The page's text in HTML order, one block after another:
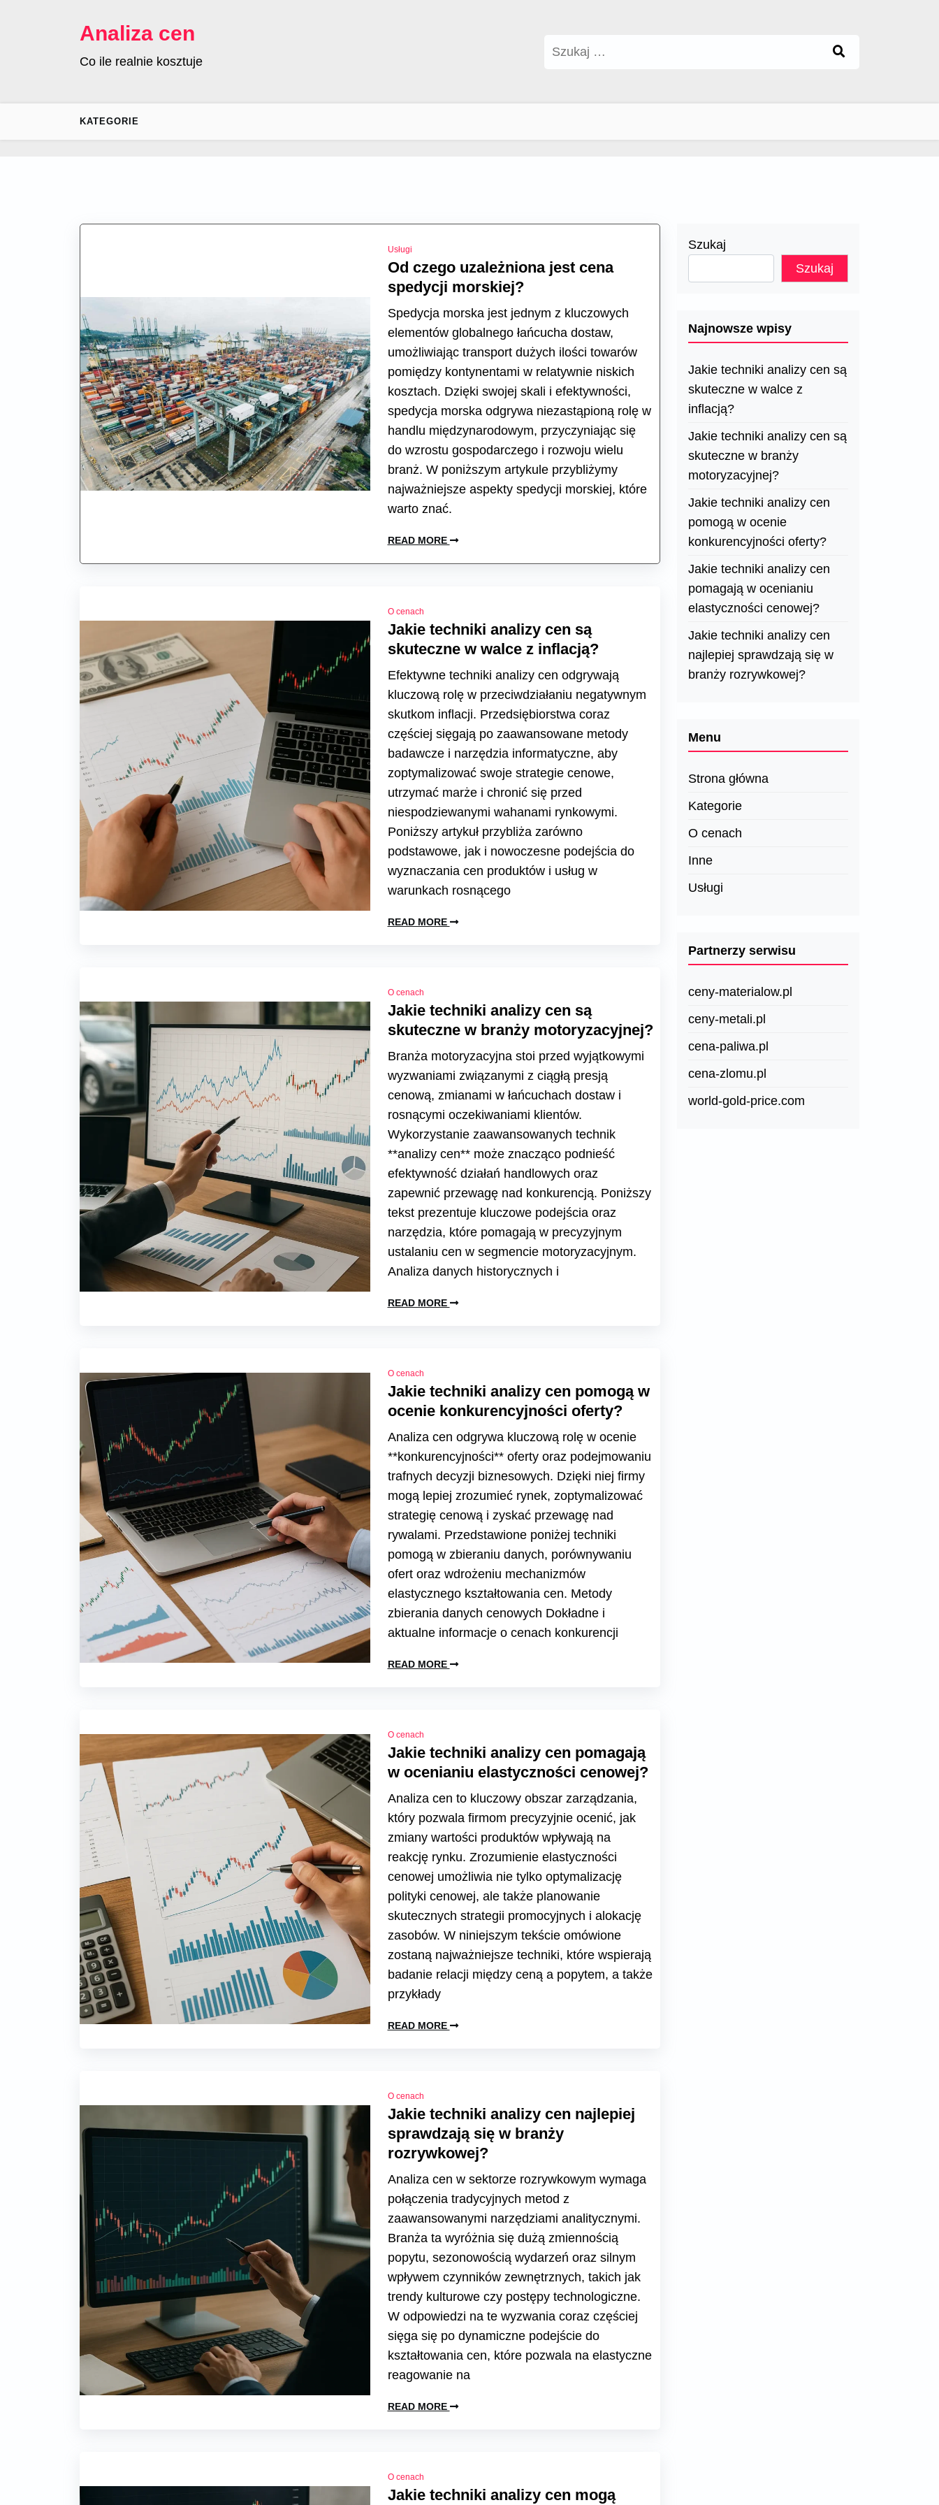
Analiza cen
Co ile realnie kosztuje
Szukaj:
KATEGORIE
Usługi
Od czego uzależniona jest cena
spedycji morskiej?
Spedycja morska jest jednym z kluczowych
elementów globalnego łańcucha dostaw,
umożliwiając transport dużych ilości towarów
pomiędzy kontynentami w relatywnie niskich
kosztach. Dzięki swojej skali i efektywności,
spedycja morska odgrywa niezastąpioną rolę w
handlu międzynarodowym, przyczyniając się
do wzrostu gospodarczego i rozwoju wielu
branż. W poniższym artykule przybliżymy
najważniejsze aspekty spedycji morskiej, które
warto znać.
READ MORE
O cenach
Jakie techniki analizy cen są
skuteczne w walce z inflacją?
Efektywne techniki analizy cen odgrywają
kluczową rolę w przeciwdziałaniu negatywnym
skutkom inflacji. Przedsiębiorstwa coraz
częściej sięgają po zaawansowane metody
badawcze i narzędzia informatyczne, aby
zoptymalizować swoje strategie cenowe,
utrzymać marże i chronić się przed
niespodziewanymi wahanami rynkowymi.
Poniższy artykuł przybliża zarówno
podstawowe, jak i nowoczesne podejścia do
wyznaczania cen produktów i usług w
warunkach rosnącego
READ MORE
O cenach
Jakie techniki analizy cen są
skuteczne w branży motoryzacyjnej?
Branża motoryzacyjna stoi przed wyjątkowymi
wyzwaniami związanymi z ciągłą presją
cenową, zmianami w łańcuchach dostaw i
rosnącymi oczekiwaniami klientów.
Wykorzystanie zaawansowanych technik
**analizy cen** może znacząco podnieść
efektywność działań handlowych oraz
zapewnić przewagę nad konkurencją. Poniższy
tekst prezentuje kluczowe podejścia oraz
narzędzia, które pomagają w precyzyjnym
ustalaniu cen w segmencie motoryzacyjnym.
Analiza danych historycznych i
READ MORE
O cenach
Jakie techniki analizy cen pomogą w
ocenie konkurencyjności oferty?
Analiza cen odgrywa kluczową rolę w ocenie
**konkurencyjności** oferty oraz podejmowaniu
trafnych decyzji biznesowych. Dzięki niej firmy
mogą lepiej zrozumieć rynek, zoptymalizować
strategię cenową i zyskać przewagę nad
rywalami. Przedstawione poniżej techniki
pomogą w zbieraniu danych, porównywaniu
ofert oraz wdrożeniu mechanizmów
elastycznego kształtowania cen. Metody
zbierania danych cenowych Dokładne i
aktualne informacje o cenach konkurencji
READ MORE
O cenach
Jakie techniki analizy cen pomagają
w ocenianiu elastyczności cenowej?
Analiza cen to kluczowy obszar zarządzania,
który pozwala firmom precyzyjnie ocenić, jak
zmiany wartości produktów wpływają na
reakcję rynku. Zrozumienie elastyczności
cenowej umożliwia nie tylko optymalizację
polityki cenowej, ale także planowanie
skutecznych strategii promocyjnych i alokację
zasobów. W niniejszym tekście omówione
zostaną najważniejsze techniki, które wspierają
badanie relacji między ceną a popytem, a także
przykłady
READ MORE
O cenach
Jakie techniki analizy cen najlepiej
sprawdzają się w branży
rozrywkowej?
Analiza cen w sektorze rozrywkowym wymaga
połączenia tradycyjnych metod z
zaawansowanymi narzędziami analitycznymi.
Branża ta wyróżnia się dużą zmiennością
popytu, sezonowością wydarzeń oraz silnym
wpływem czynników zewnętrznych, takich jak
trendy kulturowe czy postępy technologiczne.
W odpowiedzi na te wyzwania coraz częściej
sięga się po dynamiczne podejście do
kształtowania cen, które pozwala na elastyczne
reagowanie na
READ MORE
O cenach
Jakie techniki analizy cen mogą
Szukaj
Szukaj
Najnowsze wpisy
Jakie techniki analizy cen są
skuteczne w walce z
inflacją?
Jakie techniki analizy cen są
skuteczne w branży
motoryzacyjnej?
Jakie techniki analizy cen
pomogą w ocenie
konkurencyjności oferty?
Jakie techniki analizy cen
pomagają w ocenianiu
elastyczności cenowej?
Jakie techniki analizy cen
najlepiej sprawdzają się w
branży rozrywkowej?
Menu
Strona główna
Kategorie
O cenach
Inne
Usługi
Partnerzy serwisu
ceny-materialow.pl
ceny-metali.pl
cena-paliwa.pl
cena-zlomu.pl
world-gold-price.com